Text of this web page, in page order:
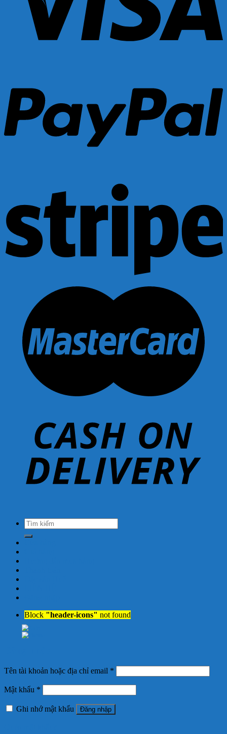
Tìm
kiếm:
Block "header-icons" not found
Tên tài khoản hoặc địa chỉ email *
Mật khẩu *
Ghi nhớ mật khẩu Đăng nhập